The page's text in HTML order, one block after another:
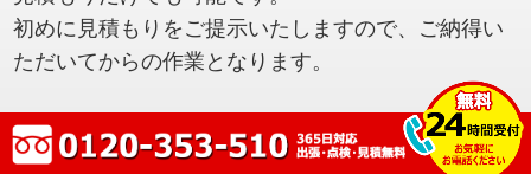
初めに見積もりをご提示いたしますので、ご納得い
ただいてからの作業となります。
大阪府河内長野市古野町エ